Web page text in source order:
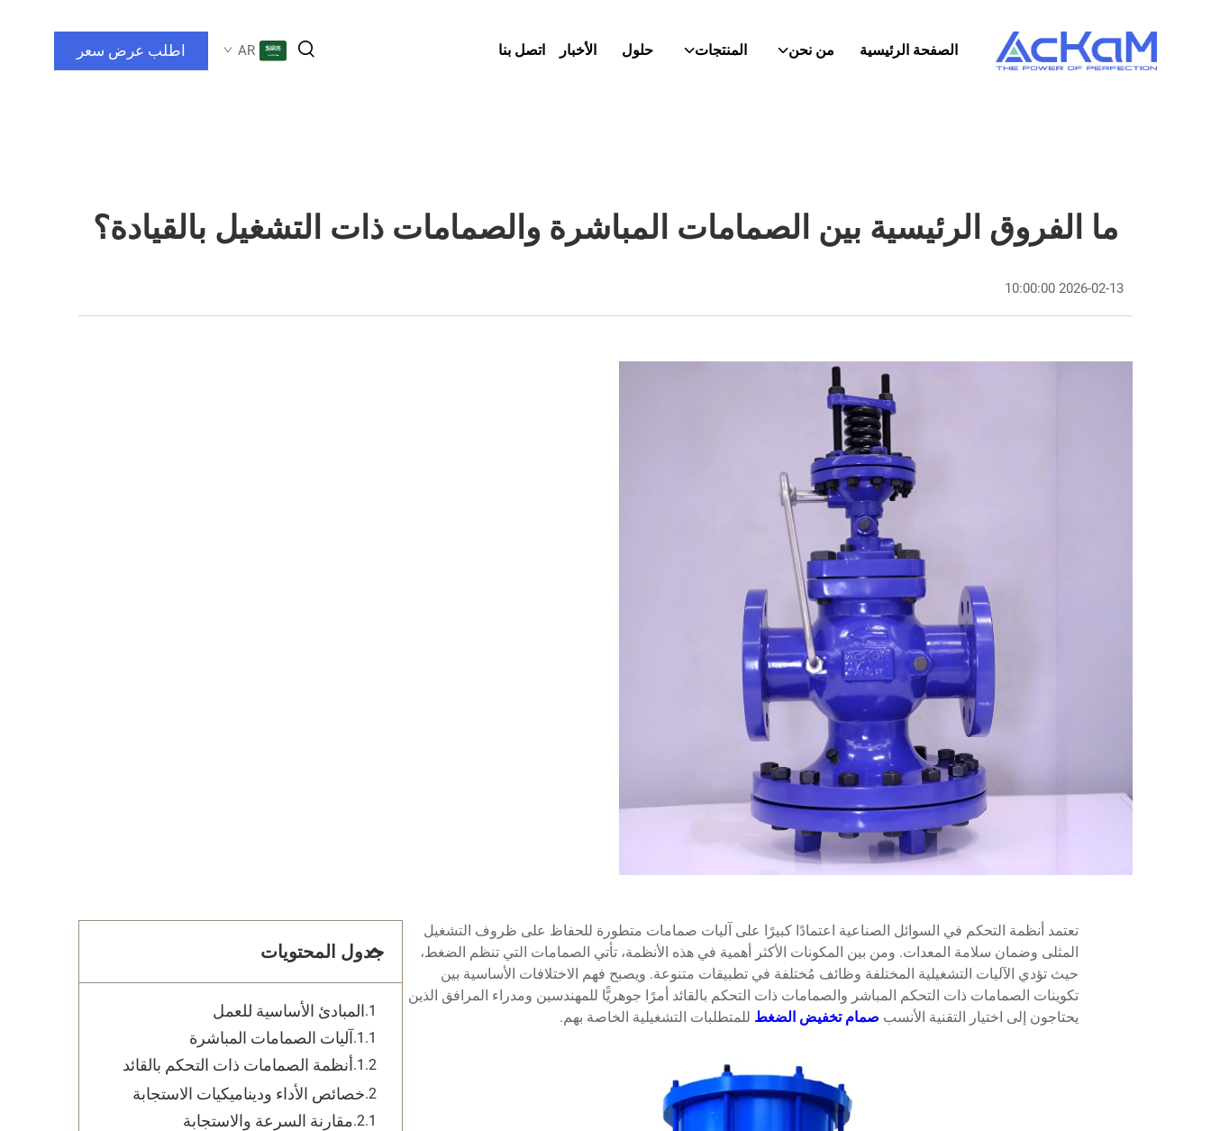
الصفحة الرئيسية من نحن المنتجات حلول الأخبار اتصل بنا AR اطلب عرض سعر
ما الفروق الرئيسية بين الصمامات المباشرة والصمامات ذات التشغيل بالقيادة؟
2026-02-13 10:00:00
تعتمد أنظمة التحكم في السوائل الصناعية اعتمادًا كبيرًا على آليات صمامات متطورة للحفاظ على ظروف التشغيل
المثلى وضمان سلامة المعدات. ومن بين المكونات الأكثر أهمية في هذه الأنظمة، تأتي الصمامات التي تنظم الضغط،
حيث تؤدي الآليات التشغيلية المختلفة وظائف مُختلفة في تطبيقات متنوعة. ويصبح فهم الاختلافات الأساسية بين
تكوينات الصمامات ذات التحكم المباشر والصمامات ذات التحكم بالقائد أمرًا جوهريًّا للمهندسين ومدراء المرافق الذين
يحتاجون إلى اختيار التقنية الأنسب صمام تخفيض الضغط للمتطلبات التشغيلية الخاصة بهم.
جدول المحتويات
المبادئ الأساسية للعمل
آليات الصمامات المباشرة
أنظمة الصمامات ذات التحكم بالقائد
خصائص الأداء وديناميكيات الاستجابة
مقارنة السرعة والاستجابة